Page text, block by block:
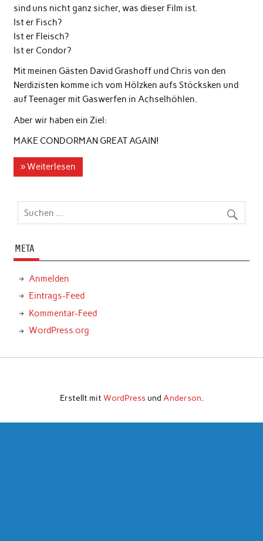
sind uns nicht ganz sicher, was dieser Film ist.
Ist er Fisch?
Ist er Fleisch?
Ist er Condor?
Mit meinen Gästen David Grashoff und Chris von den
Nerdizisten komme ich vom Hölzken aufs Stöcksken und
auf Teenager mit Gaswerfen in Achselhöhlen.
Aber wir haben ein Ziel:
MAKE CONDORMAN GREAT AGAIN!
» Weiterlesen
META
Anmelden
Eintrags-Feed
Kommentar-Feed
WordPress.org
Erstellt mit WordPressund Anderson.